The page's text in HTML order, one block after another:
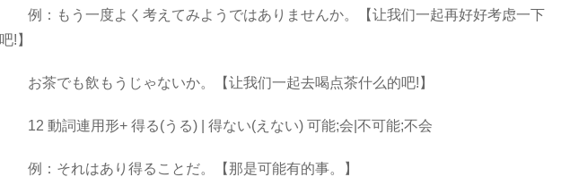
例：もう一度よく考えてみようではありませんか。【让我们一起再好好考虑一下
吧!】
お茶でも飲もうじゃないか。【让我们一起去喝点茶什么的吧!】
12 動詞連用形+ 得る(うる) | 得ない(えない) 可能;会|不可能;不会
例：それはあり得ることだ。【那是可能有的事。】